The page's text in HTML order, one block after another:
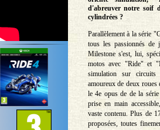
d'abreuver notre soif
cylindrées ?
Parallèlement à la série
tous les passionnés de
Milestone s'est, lui,
motos avec "Ride" et
simulation sur
amoureux de deux roues
le 4e opus de de la
prise en main
vaste contenu. Plus de
proposées, toutes